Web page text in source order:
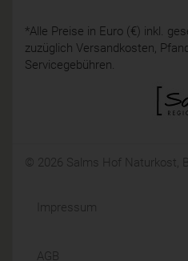
*Alle Preise in Euro (€) inkl.
zuzüglich Versandkosten,
Servicegebühren.
© 2026 Salms Hof Naturkost,
Impressum
AGB